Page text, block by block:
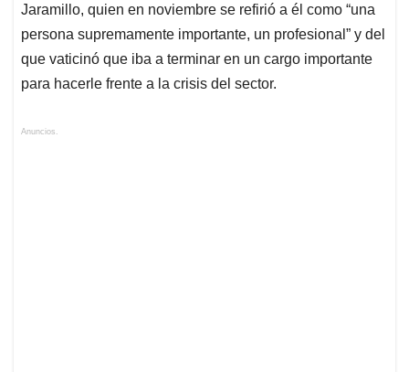
Jaramillo, quien en noviembre se refirió a él como “una
persona supremamente importante, un profesional” y del
que vaticinó que iba a terminar en un cargo importante
para hacerle frente a la crisis del sector.
Anuncios.